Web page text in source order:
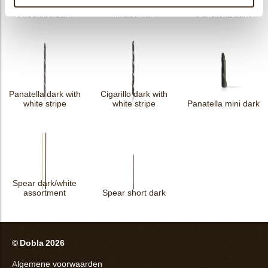
Decotube dark Mikado dark Panatella dark
Panatella dark with
white stripe
Cigarillo dark with
white stripe
Panatella mini dark
Spear dark/white
assortment
Spear short dark
© Dobla 2026
Algemene voorwaarden